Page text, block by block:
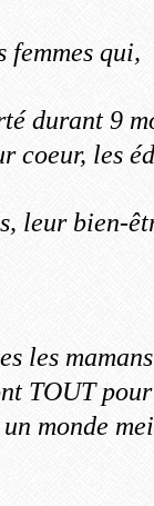
femmes qui,
durant 9
coeur, les
leur bien-
les
TOUT
monde